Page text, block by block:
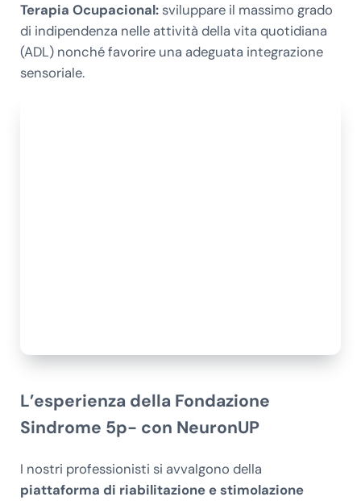
Terapia Ocupacional: sviluppare il massimo grado
di indipendenza nelle attività della vita quotidiana
(ADL) nonché favorire una adeguata integrazione
sensoriale.
L’esperienza della Fondazione
Sindrome 5p- con NeuronUP
I nostri professionisti si avvalgono della
piattaforma di riabilitazione e stimolazione